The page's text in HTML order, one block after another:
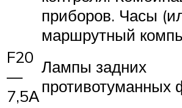
приборов. Часы
маршрутный
F20
—
7,5А
Лампы задних
противотуманных